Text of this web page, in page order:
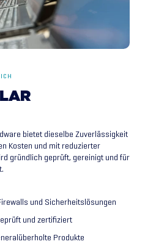
bietet dieselbe Zuverlässigkeit
Kosten und mit reduzierter
gründlich geprüft, gereinigt und für
und Sicherheitslösungen
und zertifiziert
Produkte